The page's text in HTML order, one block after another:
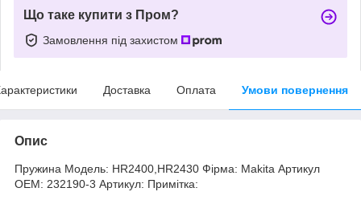
Що таке купити з Пром?
Замовлення під захистом
Доставка Оплата Умови повернення
Опис
Пружина Модель: HR2400,HR2430 Фірма: Makita Артикул
OEM: 232190-3 Артикул: Примітка: